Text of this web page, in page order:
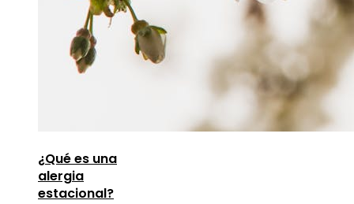
¿Qué es una
alergia
estacional?